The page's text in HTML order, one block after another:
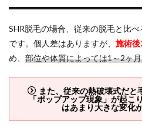
SHR脱毛の場合、従来の脱毛と比べ
です。個人差はありますが、 施術
め、 部位や体質によっては1～2ヶ
また、従来の熱破壊式だと
「ポップアップ現象」が起こ
はあまり大きな変化